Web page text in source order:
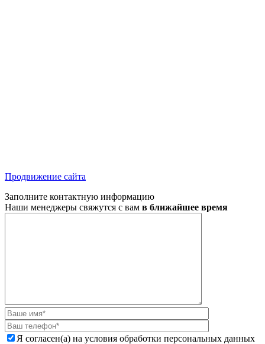
Продвижение сайта
Заполните контактную информацию
Наши менеджеры свяжутся с вам в ближайшее время
Я согласен(а) на условия обработки персональных данных